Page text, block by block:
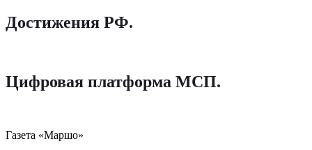
Достижения РФ.
Цифровая платформа МСП.
Газета «Маршо»